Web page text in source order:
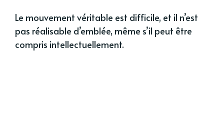
Le mouvement véritable est difficile, et il n’est
pas réalisable d’emblée, même s’il peut être
compris intellectuellement.